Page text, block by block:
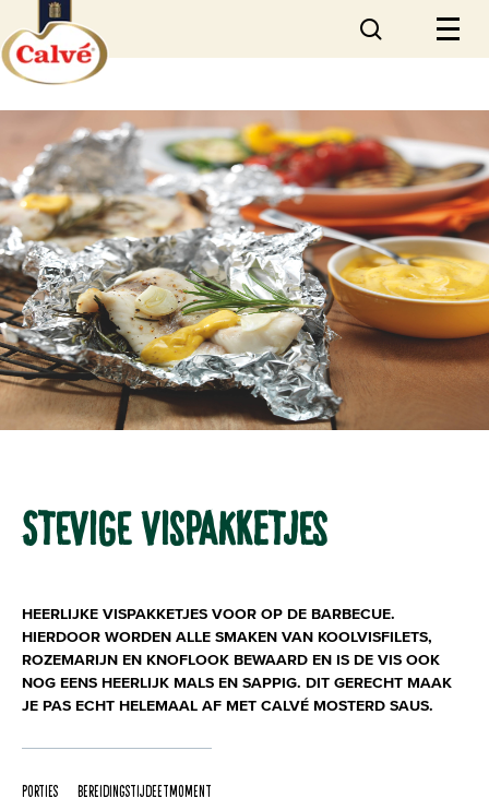
STEVIGE VISPAKKETJES
HEERLIJKE VISPAKKETJES VOOR OP DE BARBECUE.
HIERDOOR WORDEN ALLE SMAKEN VAN KOOLVISFILETS,
ROZEMARIJN EN KNOFLOOK BEWAARD EN IS DE VIS OOK
NOG EENS HEERLIJK MALS EN SAPPIG. DIT GERECHT MAAK
JE PAS ECHT HELEMAAL AF MET CALVÉ MOSTERD SAUS.
Porties
BereidingstijdEetmoment